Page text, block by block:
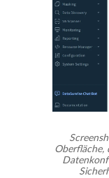
Oberfläche,